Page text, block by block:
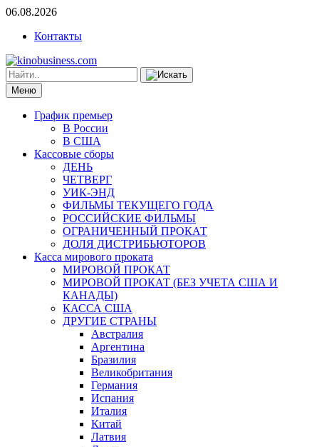
06.08.2026
Контакты
Меню
График премьер
В России
В США
Кассовые сборы
ДЕНЬ
ЧЕТВЕРГ
УИК-ЭНД
ФИЛЬМЫ ТЕКУЩЕГО ГОДА
РОССИЙСКИЕ ФИЛЬМЫ
ОГРАНИЧЕННЫЙ ПРОКАТ
ДОЛЯ ДИСТРИБЬЮТОРОВ
Касса мирового проката
МИРОВОЙ ПРОКАТ
МИРОВОЙ ПРОКАТ (БЕЗ УЧЕТА США И
КАНАДЫ)
КАССА США
ДРУГИЕ СТРАНЫ
Австралия
Аргентина
Бразилия
Великобритания
Германия
Испания
Италия
Китай
Латвия